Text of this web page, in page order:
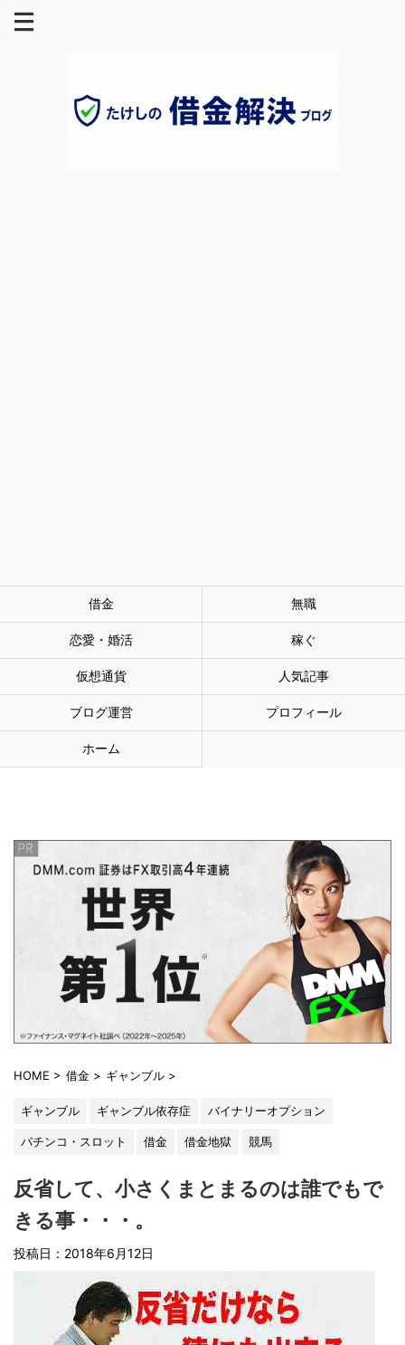
借金 無職
恋愛・婚活 稼ぐ
仮想通貨 人気記事
ブログ運営 プロフィール
ホーム
HOME > 借金 > ギャンブル >
ギャンブル ギャンブル依存症 バイナリーオプション
パチンコ・スロット 借金 借金地獄 競馬
反省して、小さくまとまるのは誰でもで
きる事・・・。
投稿日： 2018年6月12日